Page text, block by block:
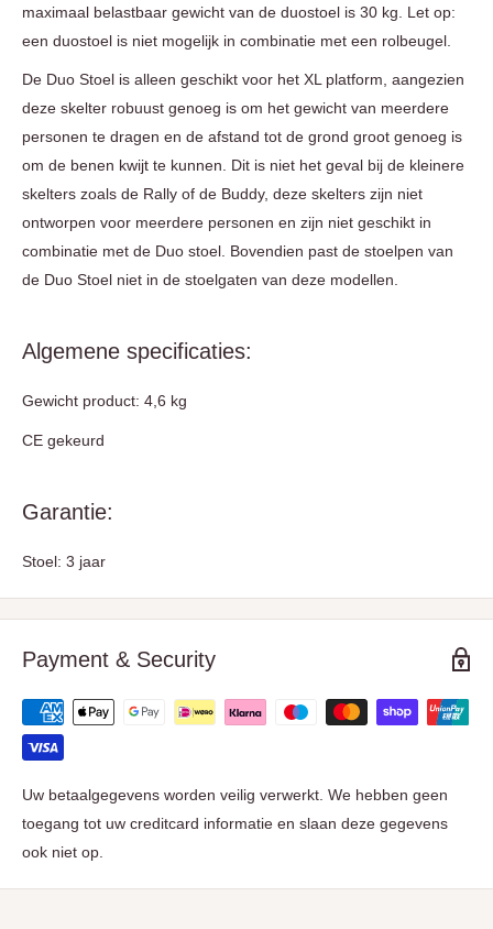
maximaal belastbaar gewicht van de duostoel is 30 kg. Let op:
een duostoel is niet mogelijk in combinatie met een rolbeugel.
De Duo Stoel is alleen geschikt voor het XL platform, aangezien
deze skelter robuust genoeg is om het gewicht van meerdere
personen te dragen en de afstand tot de grond groot genoeg is
om de benen kwijt te kunnen. Dit is niet het geval bij de kleinere
skelters zoals de Rally of de Buddy, deze skelters zijn niet
ontworpen voor meerdere personen en zijn niet geschikt in
combinatie met de Duo stoel. Bovendien past de stoelpen van
de Duo Stoel niet in de stoelgaten van deze modellen.
Algemene specificaties:
Gewicht product: 4,6 kg
CE gekeurd
Garantie:
Stoel: 3 jaar
Payment & Security
Uw betaalgegevens worden veilig verwerkt. We hebben geen
toegang tot uw creditcard informatie en slaan deze gegevens
ook niet op.